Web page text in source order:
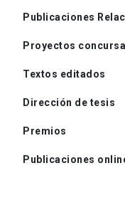
Publicaciones
Proyectos
Textos editados
Dirección de tesis
Premios
Publicaciones